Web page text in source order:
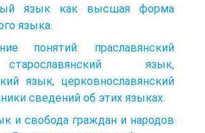
язык как высшая форма
языка.
понятий: праславянский
язык,
язык, церковнославянский
сведений об этих языках.
и свобода граждан и народов